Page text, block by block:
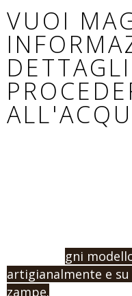
VUOI
gni
artigianalmente e
zampe.